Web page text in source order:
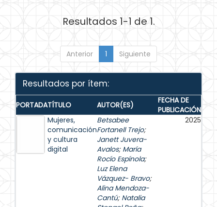
Resultados 1-1 de 1.
Anterior 1 Siguiente
Resultados por ítem:
PORTADATÍTULO AUTOR(ES)
FECHA DE
PUBLICACIÓN
Mujeres,
comunicación
y cultura
digital
Betsabee
Fortanell Trejo;
Janett Juvera-
Avalos; María
Rocío Espínola;
Luz Elena
Vázquez- Bravo;
Alina Mendoza-
Cantú; Natalia
2025